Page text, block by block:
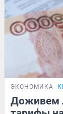
ЭКОНОМИКА
Доживем